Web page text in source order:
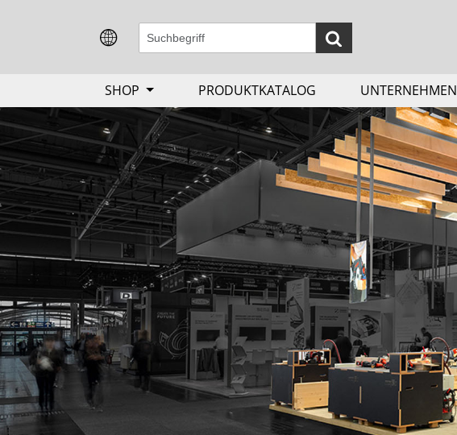
SHOP PRODUKTKATALOG UNTERNEHMEN